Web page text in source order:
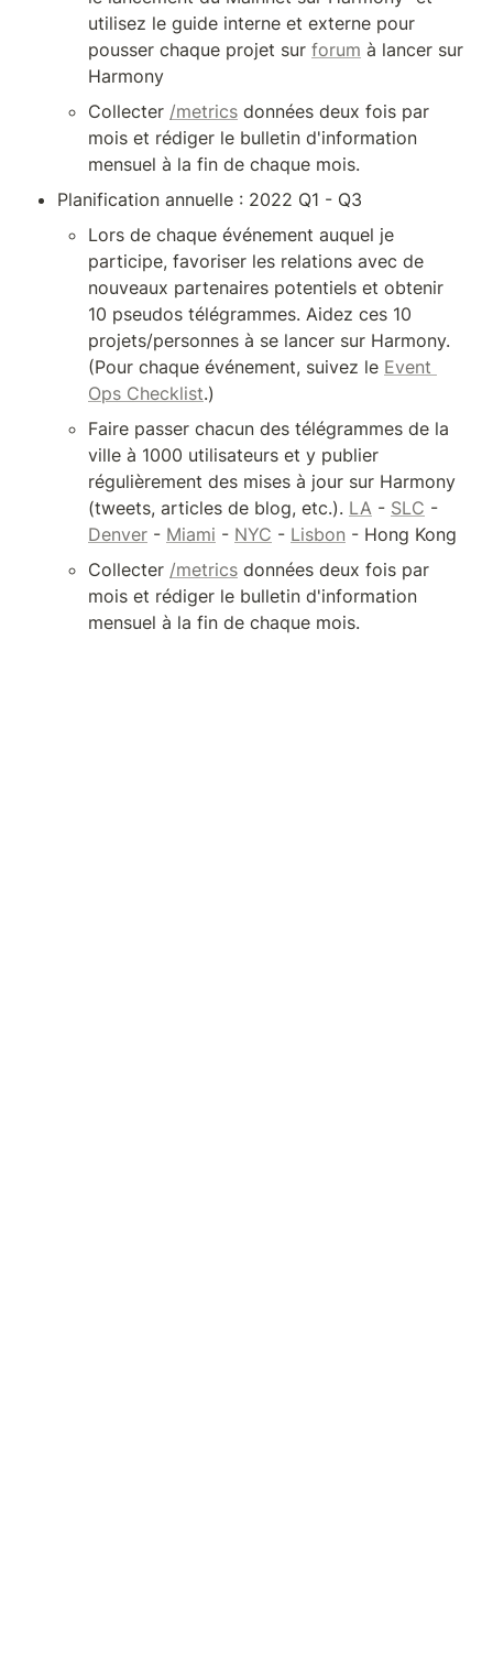
utilisez le guide interne et externe pour
pousser chaque projet sur forum à lancer sur
Harmony
Collecter /metrics données deux fois par
mois et rédiger le bulletin d'information
mensuel à la fin de chaque mois.
Planification annuelle : 2022 Q1 - Q3
Lors de chaque événement auquel je
participe, favoriser les relations avec de
nouveaux partenaires potentiels et obtenir
10 pseudos télégrammes. Aidez ces 10
projets/personnes à se lancer sur Harmony.
(Pour chaque événement, suivez le Event
Ops Checklist.)
Faire passer chacun des télégrammes de la
ville à 1000 utilisateurs et y publier
régulièrement des mises à jour sur Harmony
(tweets, articles de blog, etc.). LA - SLC
Denver - Miami - NYC - Lisbon - Hong Kong
Collecter /metrics données deux fois par
mois et rédiger le bulletin d'information
mensuel à la fin de chaque mois.